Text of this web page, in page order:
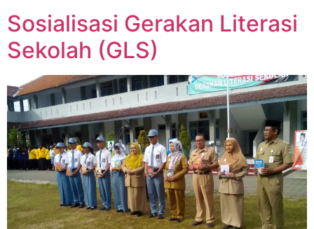
Sosialisasi Gerakan Literasi
Sekolah (GLS)